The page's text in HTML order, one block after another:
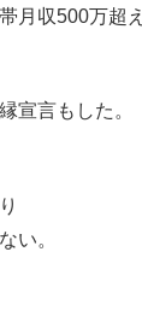
月収500万超え
宣言もした。
い。